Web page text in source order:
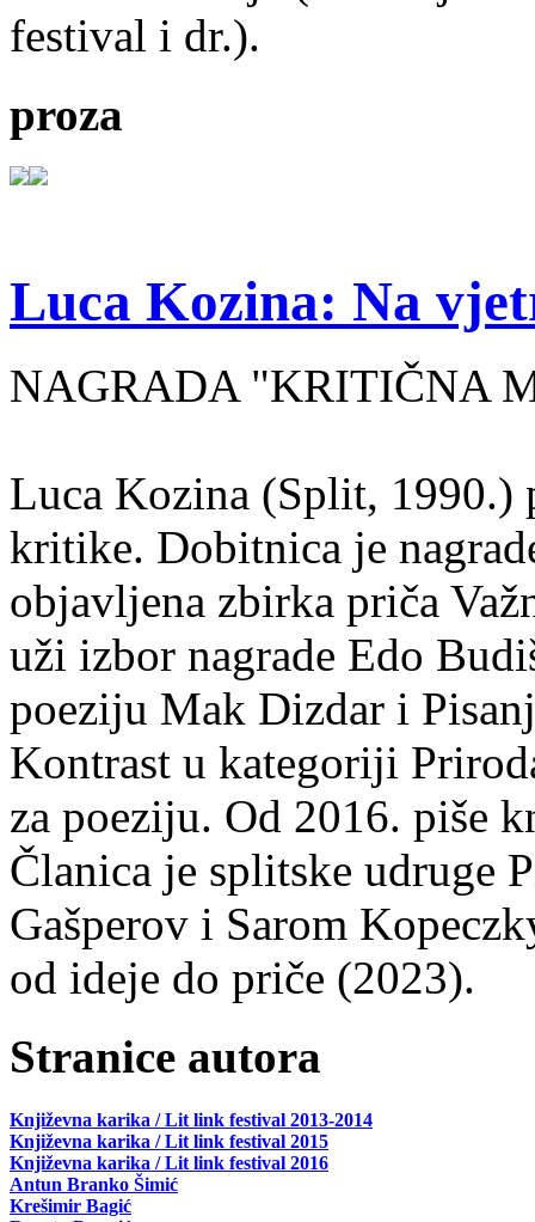
festival i dr.).
proza
Luca Kozina: Na
NAGRADA "KRITIČNA
Luca Kozina (Split, 1990.)
kritike. Dobitnica je
objavljena zbirka priča
uži izbor nagrade Edo
poeziju Mak Dizdar i
Kontrast u kategoriji
za poeziju. Od 2016. piše
Članica je splitske udruge
Gašperov i Sarom
od ideje do priče (2023).
Stranice autora
Književna karika / Lit link festival 2013-2014
Književna karika / Lit link festival 2015
Književna karika / Lit link festival 2016
Antun Branko Šimić
Krešimir Bagić